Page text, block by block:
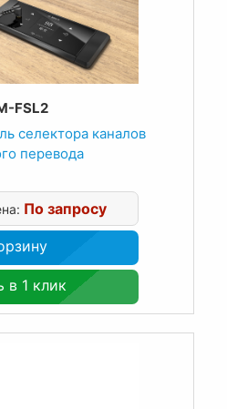
FSL2
селектора каналов
перевода
По запросу
в 1 клик